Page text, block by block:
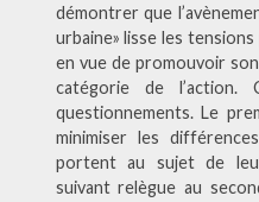
démontrer que
urbaine» lisse les
en vue de promouvoir
catégorie de l’action.
questionnements. Le
minimiser les
portent au sujet de
suivant relègue au